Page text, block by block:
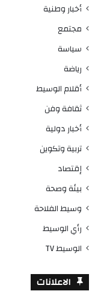
أخبار وطنية
مجتمع
سياسة
رياضة
أقلام الوسيط
ثقافة وفن
أخبار دولية
تربية وتكوين
إقتصاد
بيئة وصحة
وسيط الفلاحة
رأي الوسيط
الوسيط TV
الاعلانات